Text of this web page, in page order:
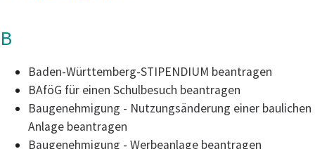
B
Baden-Württemberg-STIPENDIUM beantragen
BAföG für einen Schulbesuch beantragen
Baugenehmigung - Nutzungsänderung einer baulichen
Anlage beantragen
Baugenehmigung - Werbeanlage beantragen